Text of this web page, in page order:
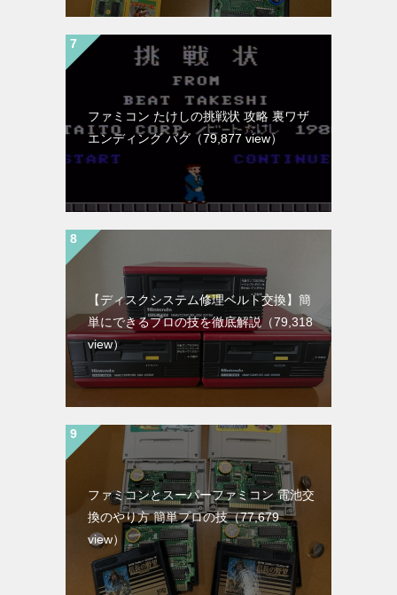
ファミコン たけしの挑戦状 攻略 裏ワザ
エンディング バグ （79,877 view）
【ディスクシステム修理ベルト交換】簡
単にできるプロの技を徹底解説（79,318
view）
ファミコンとスーパーファミコン 電池交
換のやり方 簡単プロの技（77,679
view）